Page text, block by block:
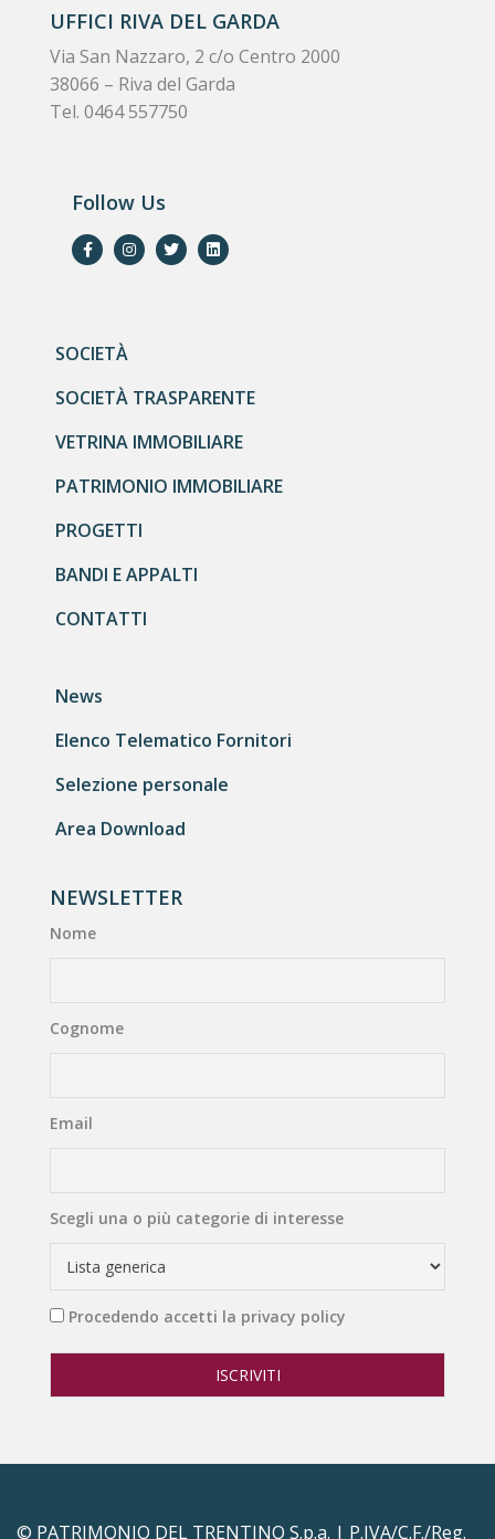
UFFICI RIVA DEL GARDA
Via San Nazzaro, 2 c/o Centro 2000
38066 – Riva del Garda
Tel. 0464 557750
Follow Us
SOCIETÀ
SOCIETÀ TRASPARENTE
VETRINA IMMOBILIARE
PATRIMONIO IMMOBILIARE
PROGETTI
BANDI E APPALTI
CONTATTI
News
Elenco Telematico Fornitori
Selezione personale
Area Download
NEWSLETTER
Nome
Cognome
Email
Scegli una o più categorie di interesse
Procedendo accetti la privacy policy
© PATRIMONIO DEL TRENTINO S.p.a. | P.IVA/C.F./Reg.